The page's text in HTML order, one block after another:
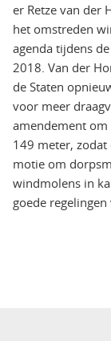
er Retze van der
het omstreden
agenda tijdens
2018. Van der
de Staten
voor meer
amendement
149 meter, zodat
motie om
windmolens in
goede